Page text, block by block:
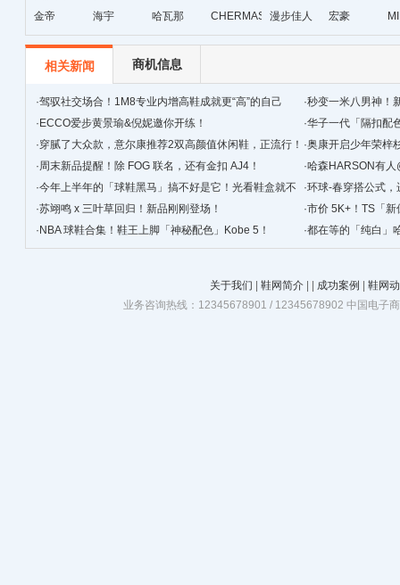
金帝
海宇 哈瓦那 CHERMAS&KAETH
漫步佳人 宏豪
相关新闻 商机信息
·驾驭社交场合！1M8专业内增高鞋成就更“高”的自己 ·秒变一米八男神！
· ECCO爱步黄景瑜&倪妮邀你开练！ ·华子一代「隔扣配
·穿腻了大众款，‍‍意尔康推荐2双高颜值休闲鞋，正流行！ ·奥康开启少年荣梓
·周末新品提醒！除 FOG 联名，还有金扣 AJ4！ ·哈森HARSON有人
·今年上半年的「球鞋黑马」搞不好是它！光看鞋盒就不
简单！
·环球-春穿搭公式，
·苏翊鸣 x 三叶草回归！新品刚刚登场！ ·市价 5K+！TS「
· NBA 球鞋合集！鞋王上脚「神秘配色」Kobe 5！ ·都在等的「纯白」
关于我们 鞋网简介 成功案例
鞋网
业务咨询热线：12345678901 / 12345678902 中国电子